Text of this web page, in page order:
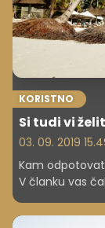
KORISTNO
Si tudi vi
03. 09. 2019
Kam
V članku vas